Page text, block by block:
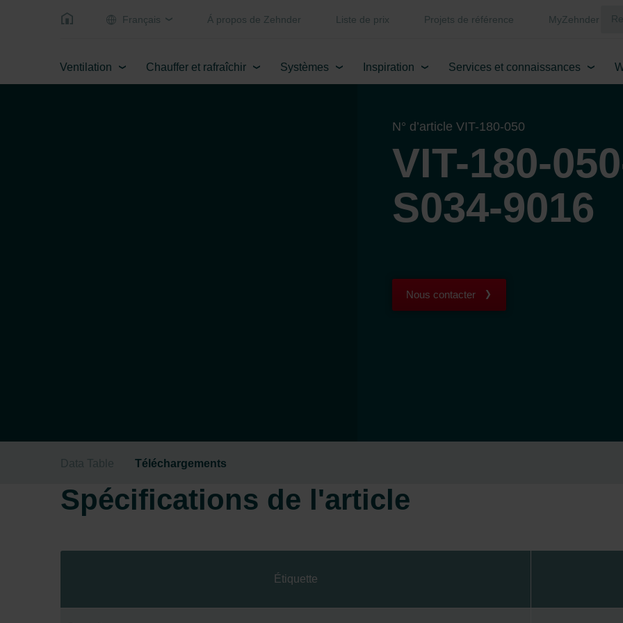
Français Á propos de Zehnder Liste de prix Projets de référence MyZehnder
Ventilation Chauffer et rafraîchir Systèmes Inspiration Services et connaissances
N° d’article VIT-180-050
VIT-180-
S034-9016
Nous contacter
Data Table Téléchargements
Spécifications de l'article
Étiquette